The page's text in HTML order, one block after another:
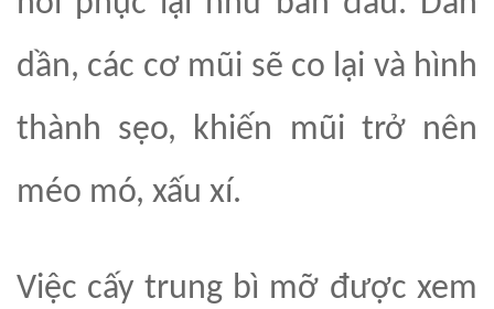
dần, các cơ mũi sẽ co lại và hình
thành sẹo, khiến mũi trở nên
méo mó, xấu xí.
Việc cấy trung bì mỡ được xem